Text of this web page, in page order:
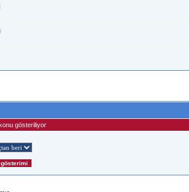
gösteriliyor